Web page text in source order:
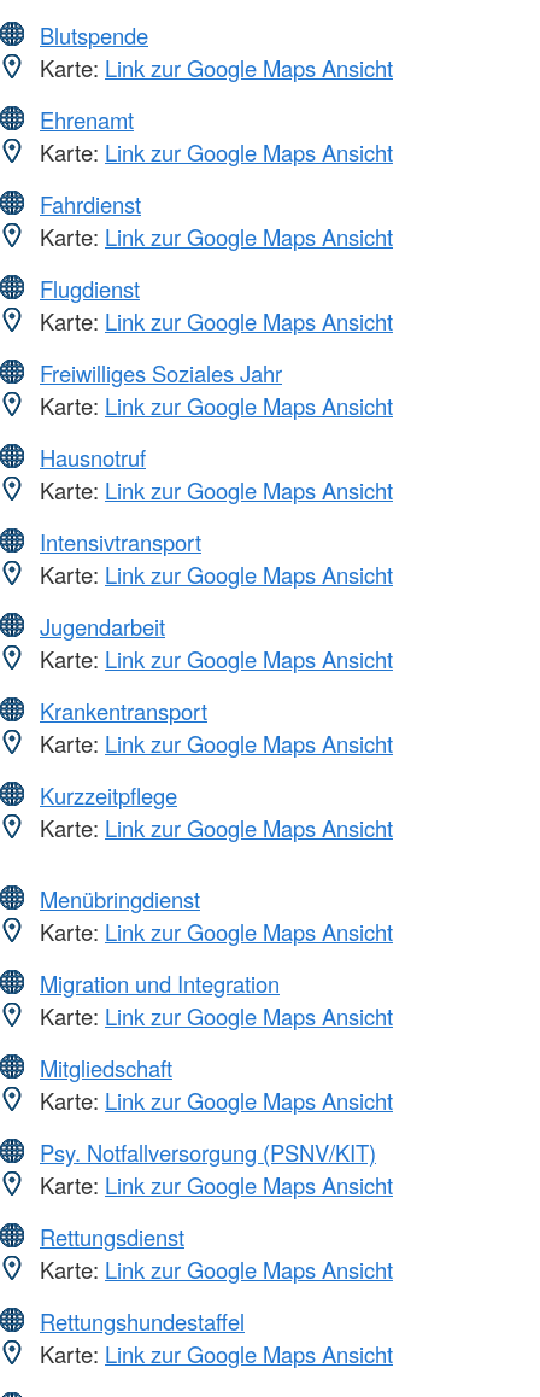
Blutspende
Karte: Link zur Google Maps Ansicht
Ehrenamt
Karte: Link zur Google Maps Ansicht
Fahrdienst
Karte: Link zur Google Maps Ansicht
Flugdienst
Karte: Link zur Google Maps Ansicht
Freiwilliges Soziales Jahr
Karte: Link zur Google Maps Ansicht
Hausnotruf
Karte: Link zur Google Maps Ansicht
Intensivtransport
Karte: Link zur Google Maps Ansicht
Jugendarbeit
Karte: Link zur Google Maps Ansicht
Krankentransport
Karte: Link zur Google Maps Ansicht
Kurzzeitpflege
Karte: Link zur Google Maps Ansicht
Menübringdienst
Karte: Link zur Google Maps Ansicht
Migration und Integration
Karte: Link zur Google Maps Ansicht
Mitgliedschaft
Karte: Link zur Google Maps Ansicht
Psy. Notfallversorgung (PSNV/KIT)
Karte: Link zur Google Maps Ansicht
Rettungsdienst
Karte: Link zur Google Maps Ansicht
Rettungshundestaffel
Karte: Link zur Google Maps Ansicht